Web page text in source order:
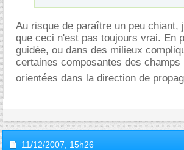
Au risque de paraître un peu chiant,
que ceci n'est pas toujours vrai. En
guidée, ou dans des milieux
certaines composantes des champs
orientées dans la direction de
11/12/2007, 15h26